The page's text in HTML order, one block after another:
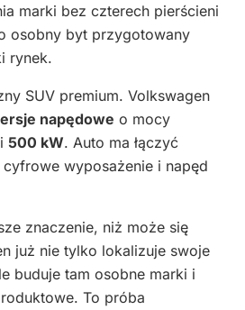
marki bez czterech pierścieni
osobny byt przygotowany
rynek.
SUV premium. Volkswagen
napędowe o mocy
i 500 kW. Auto ma łączyć
wyposażenie i napęd
znaczenie, niż może się
już nie tylko lokalizuje swoje
buduje tam osobne marki i
To próba